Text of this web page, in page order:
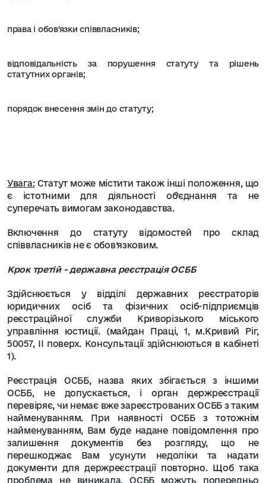
права і обов'язки співвласників;
відповідальність за порушення статуту та рішень
статутних органів;
порядок внесення змін до статуту;
Увага:Статут може містити також інші положення, що
є істотними для діяльності об’єднання та не
суперечать вимогам законодавства.
Включення до статуту відомостей про склад
співвласників не є обов’язковим.
Крок третій - державна реєстрація ОСББ
Здійснюється у відділі державних реєстраторів
юридичних осіб та фізичних осіб-підприємців
реєстраційної служби Криворізького міського
управління юстиції. (майдан Праці, 1, м.Кривий Ріг,
50057, ІІ поверх. Консультації здійснюються в кабінеті
1).
Реєстрація ОСББ, назва яких збігається з іншими
ОСББ, не допускається, і орган держреєстрації
перевіряє, чи немає вже зареєстрованих ОСББ з таким
найменуванням. При наявності ОСББ з тотожнім
найменуванням, Вам буде надане повідомлення про
залишення документів без розгляду, що не
перешкоджає Вам усунути недоліки та надати
документи для держреєстрації повторно. Щоб така
проблема не виникала, ОСББ можуть попередньо